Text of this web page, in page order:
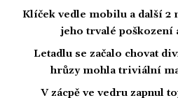
Klíček vedle mobilu a další 2
jeho trvalé poškození
Letadlu se začalo chovat
hrůzy mohla triviální
V zácpě ve vedru zapnul